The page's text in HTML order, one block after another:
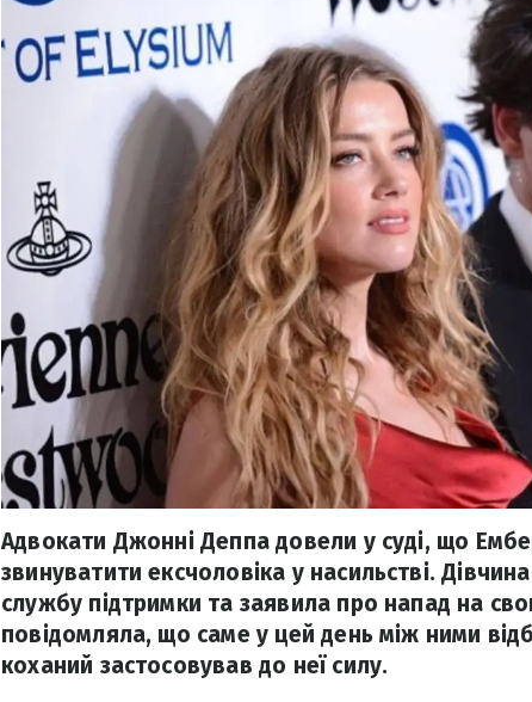
Адвокати Джонні Деппа довели у суді, що
звинуватити ексчоловіка у насильстві.
службу підтримки та заявила про напад на
повідомляла, що саме у цей день між ними
коханий застосовував до неї силу.